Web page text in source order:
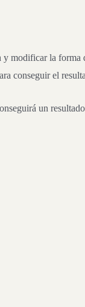
modificar la
conseguir el
un